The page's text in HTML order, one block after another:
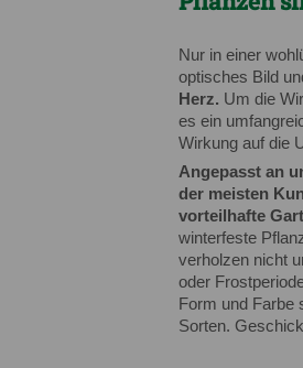
Nur in einer
optisches Bild
Herz. Um die
es ein
Wirkung auf die
Angepasst an
der meisten
vorteilhafte
winterfeste
verholzen nicht
oder
Form und Farbe
Sorten.